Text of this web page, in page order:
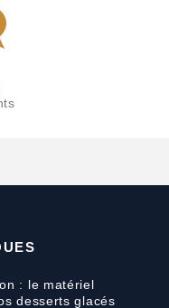
: le matériel
desserts glacés